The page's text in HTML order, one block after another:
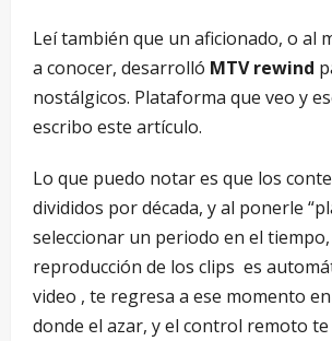
Leí también que un aficionado, o al
a conocer, desarrolló MTV rewind
nostálgicos. Plataforma que veo y
escribo este artículo.
Lo que puedo notar es que los
divididos por década, y al ponerle
seleccionar un periodo en el
reproducción de los clips es
video , te regresa a ese momento
donde el azar, y el control remoto te